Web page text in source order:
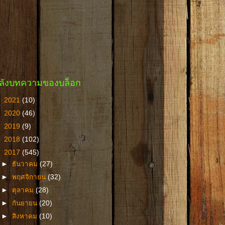
งบทความของบล็อก
2021 (10)
2020 (46)
2019 (9)
2018 (102)
2017 (545)
► ธันวาคม(27)
►พฤศจิกายน(32)
► ตุลาคม(28)
► กันยายน(20)
►สิงหาคม(10)